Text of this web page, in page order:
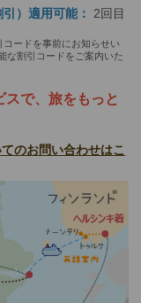
）適用可能：
2回目
ードを事前にお知らせい
な割引コードをご案内いた
スで、旅をもっと
のお問い合わせはこ